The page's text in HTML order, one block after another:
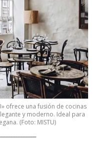
ofrece una fusión de cocinas
y moderno. Ideal para
(Foto: MISTU)